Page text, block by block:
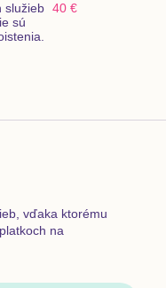
služieb
sú
40 €
vďaka ktorému
na